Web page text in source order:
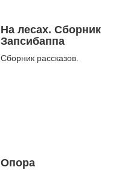
На лесах. Сборник
Запсибаппа
Сборник рассказов.
Опора